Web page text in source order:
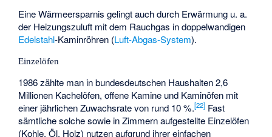
Eine Wärmeersparnis gelingt auch durch Erwärmung u. a.
der Heizungszuluft mit dem Rauchgas in doppelwandigen
Edelstahl-Kaminröhren (Luft-Abgas-System).
Einzelöfen
1986 zählte man in bundesdeutschen Haushalten 2,6
Millionen Kachelöfen, offene Kamine und Kaminöfen mit
einer jährlichen Zuwachsrate von rund 10 %.[22] Fast
sämtliche solche sowie in Zimmern aufgestellte Einzelöfen
(Kohle, Öl, Holz) nutzen aufgrund ihrer einfachen